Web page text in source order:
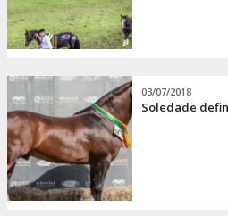
03/07/2018
Soledade